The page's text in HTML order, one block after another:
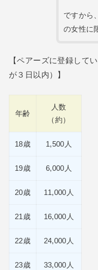
ですから、
の女性に
【ペアーズに登録して
が３日以内）】
年齢
人数
（約）
18歳 1,500人
19歳 6,000人
20歳 11,000人
21歳 16,000人
22歳 24,000人
23歳 33,000人